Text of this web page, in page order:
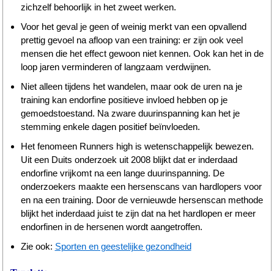
zichzelf behoorlijk in het zweet werken.
Voor het geval je geen of weinig merkt van een opvallend
prettig gevoel na afloop van een training: er zijn ook veel
mensen die het effect gewoon niet kennen. Ook kan het in de
loop jaren verminderen of langzaam verdwijnen.
Niet alleen tijdens het wandelen, maar ook de uren na je
training kan endorfine positieve invloed hebben op je
gemoedstoestand. Na zware duurinspanning kan het je
stemming enkele dagen positief beïnvloeden.
Het fenomeen Runners high is wetenschappelijk bewezen.
Uit een Duits onderzoek uit 2008 blijkt dat er inderdaad
endorfine vrijkomt na een lange duurinspanning. De
onderzoekers maakte een hersenscans van hardlopers voor
en na een training. Door de vernieuwde hersenscan methode
blijkt het inderdaad juist te zijn dat na het hardlopen er meer
endorfinen in de hersenen wordt aangetroffen.
Zie ook: Sporten en geestelijke gezondheid